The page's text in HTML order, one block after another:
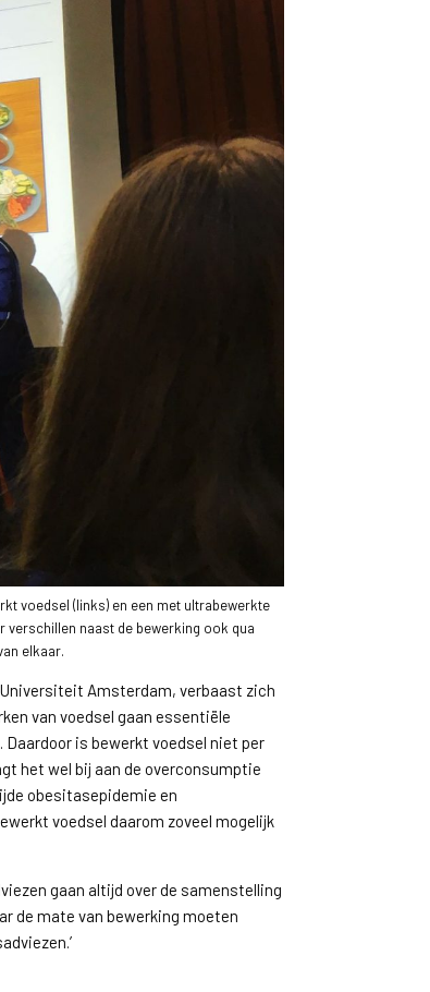
voedsel (links) en een met ultrabewerkte
verschillen naast de bewerking ook qua
elkaar.
Universiteit Amsterdam, verbaast zich
van voedsel gaan essentiële
is bewerkt voedsel niet per
het wel bij aan de overconsumptie
obesitasepidemie en
voedsel daarom zoveel mogelijk
gaan altijd over de samenstelling
de mate van bewerking moeten